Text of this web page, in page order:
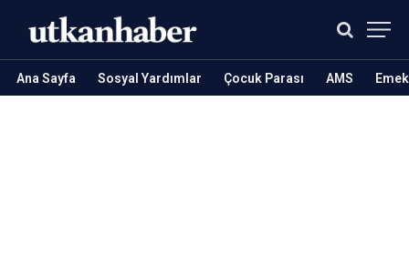
Ana Sayfa Sosyal Yardımlar Çocuk Parası AMS